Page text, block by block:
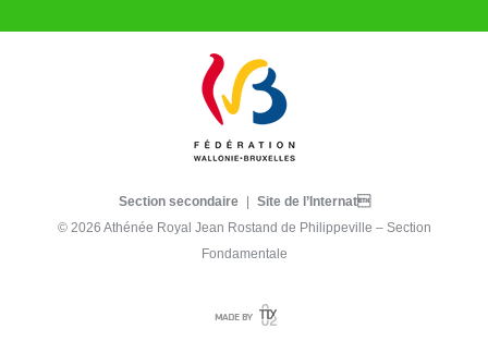
Section secondaire
Site de l’Internat
© 2026 Athénée Royal Jean Rostand de Philippeville – Section
Fondamentale